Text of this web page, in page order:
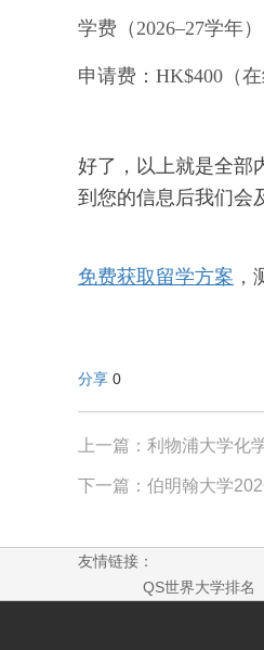
学费（2026–27学年
申请费：HK$400（
好了，以上就是全部
到您的信息后我们会
免费获取留学方案 ，
分享 0
上一篇：利物浦大学化
下一篇：伯明翰大学
友情链接：
QS世界大学排名